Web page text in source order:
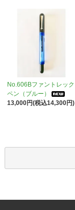
No.606Bファントレック
ペン（ブルー）
13,000円(税込14,300円)